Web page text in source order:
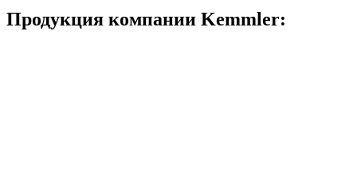
Продукция компании Kemmler: